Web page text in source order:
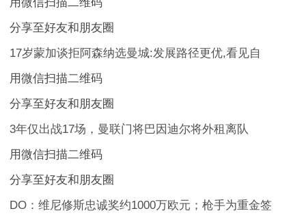
分享至好友和朋友圈
17岁蒙加谈拒阿森纳选曼城:发展路径更优,看见自
用微信扫描二维码
分享至好友和朋友圈
3年仅出战17场，曼联门将巴因迪尔将外租离队
用微信扫描二维码
分享至好友和朋友圈
DO：维尼修斯忠诚奖约1000万欧元；枪手为重金签